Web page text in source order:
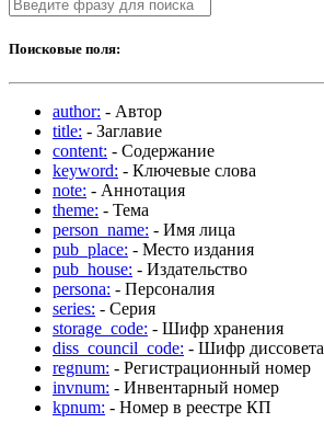
Поисковые поля:
author: - Автор
title: - Заглавие
content: - Содержание
keyword: - Ключевые слова
note: - Аннотация
theme: - Тема
person_name: - Имя лица
pub_place: - Место издания
pub_house: - Издательство
persona: - Персоналия
series: - Серия
storage_code: - Шифр хранения
diss_council_code: - Шифр диссовета
regnum: - Регистрационный номер
invnum: - Инвентарный номер
kpnum: - Номер в реестре КП